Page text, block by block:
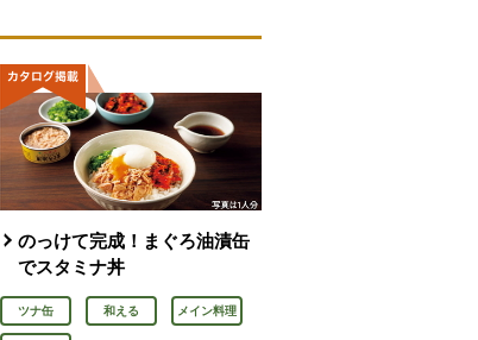
のっけて完成！まぐろ油漬缶
でスタミナ丼
ツナ缶 和える メイン料理